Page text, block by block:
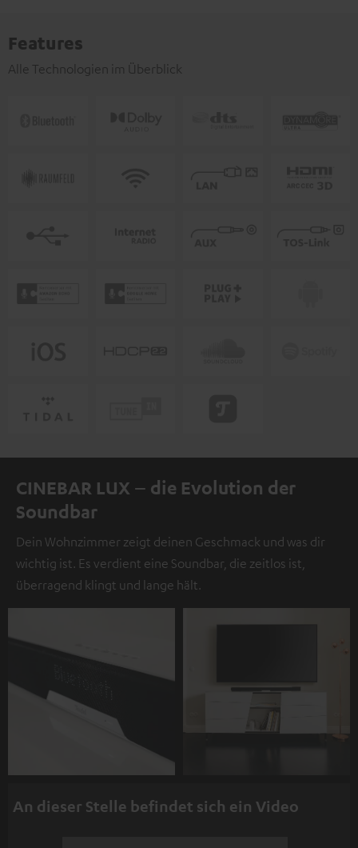
Features
Alle Technologien im Überblick
CINEBAR LUX – die Evolution der
Soundbar
Dein Wohnzimmer zeigt deinen Geschmack und was dir
wichtig ist. Es verdient eine Soundbar, die zeitlos ist,
überragend klingt und lange hält.
An dieser Stelle befindet sich ein Video